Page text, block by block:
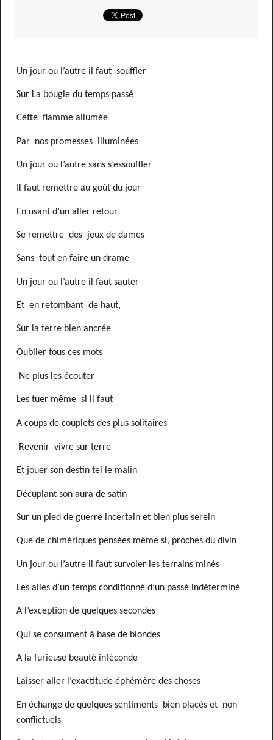
Un jour ou l’autre il faut souffler
Sur La bougie du temps passé
Cette flamme allumée
Par nos promesses illuminées
Un jour ou l’autre sans s’essouffler
Il faut remettre au goût du jour
En usant d’un aller retour
Se remettre des jeux de dames
Sans tout en faire un drame
Un jour ou l’autre il faut sauter
Et en retombant de haut,
Sur la terre bien ancrée
Oublier tous ces mots
Ne plus les écouter
Les tuer même si il faut
A coups de couplets des plus solitaires
Revenir vivre sur terre
Et jouer son destin tel le malin
Décuplant son aura de satin
Sur un pied de guerre incertain et bien plus serein
Que de chimériques pensées même si, proches du divin
Un jour ou l’autre il faut survoler les terrains minés
Les ailes d’un temps conditionné d’un passé indéterminé
A l’exception de quelques secondes
Qui se consument à base de blondes
A la furieuse beauté inféconde
Laisser aller l’exactitude éphémère des choses
En échange de quelques sentiments bien placés et non
conflictuels